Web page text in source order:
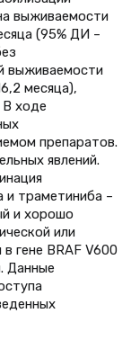
выживаемости
(95% ДИ –
выживаемости
месяца),
В ходе
препаратов.
явлений.
и траметиниба –
и хорошо
или
гене BRAF V600
Данные